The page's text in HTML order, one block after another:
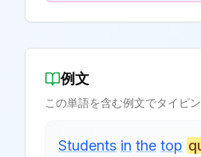
例文
この単語を含む例文でタイピ
Students in the top